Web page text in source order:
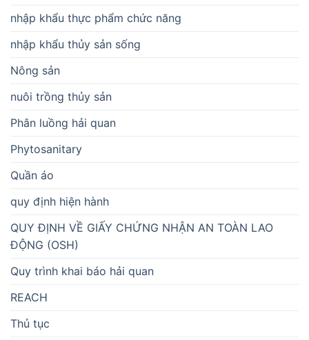
nhập khẩu thực phẩm chức năng
nhập khẩu thủy sản sống
Nông sản
nuôi trồng thủy sản
Phân luồng hải quan
Phytosanitary
Quần áo
quy định hiện hành
QUY ĐỊNH VỀ GIẤY CHỨNG NHẬN AN TOÀN LAO
ĐỘNG (OSH)
Quy trình khai báo hải quan
REACH
Thủ tục